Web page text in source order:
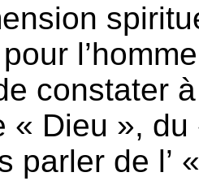
constater
« Dieu »,
parler de l’